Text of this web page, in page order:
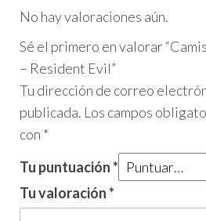
No hay valoraciones aún.
Sé el primero en valorar
– Resident Evil”
Tu dirección de correo
publicada. Los campos
con *
Tu puntuación*
Tu valoración*